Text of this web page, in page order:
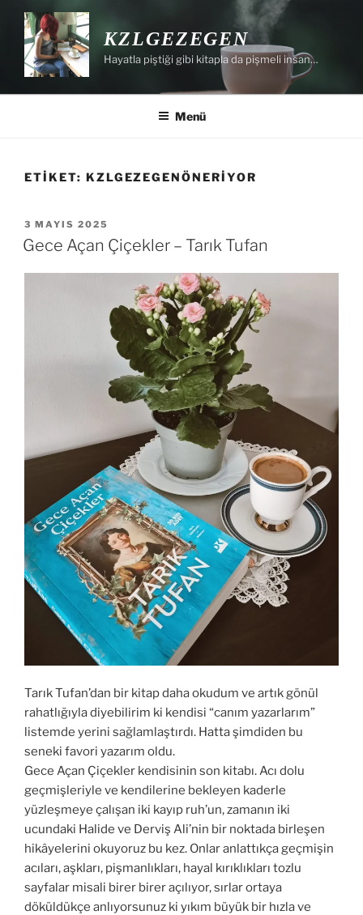
İçeriğe
KZLGEZEGEN
Hayatla piştiği gibi kitapla da pişmeli insan…
Menü
ETIKET: KZLGEZEGENÖNERIYOR
YAYIM
TARIHI
3 MAYIS 2025
Gece Açan Çiçekler – Tarık Tufan
Tarık Tufan’dan bir kitap daha okudum ve artık gönül
rahatlığıyla diyebilirim ki kendisi “canım yazarlarım”
listemde yerini sağlamlaştırdı. Hatta şimdiden bu
seneki favori yazarım oldu.
Gece Açan Çiçekler kendisinin son kitabı. Acı dolu
geçmişleriyle ve kendilerine bekleyen kaderle
yüzleşmeye çalışan iki kayıp ruh’un, zamanın iki
ucundaki Halide ve Derviş Ali’nin bir noktada birleşen
hikâyelerini okuyoruz bu kez. Onlar anlattıkça geçmişin
acıları, aşkları, pişmanlıkları, hayal kırıklıkları tozlu
sayfalar misali birer birer açılıyor, sırlar ortaya
döküldükçe anlıyorsunuz ki yıkım büyük bir hızla ve